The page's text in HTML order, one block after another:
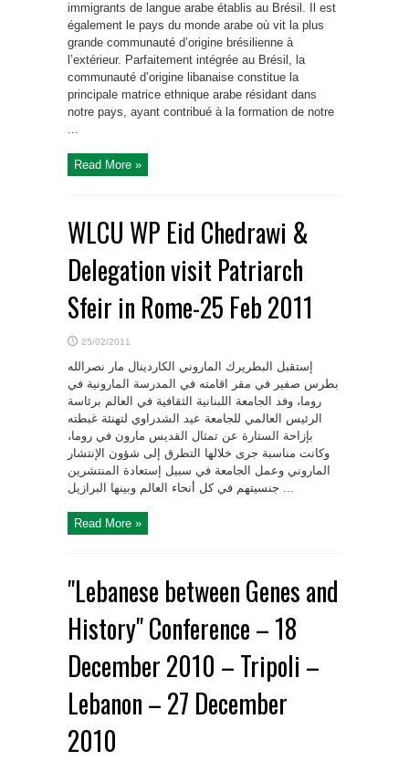
immigrants de langue arabe établis au Brésil. Il est
également le pays du monde arabe où vit la plus
grande communauté d’origine brésilienne à
l’extérieur. Parfaitement intégrée au Brésil, la
communauté d’origine libanaise constitue la
principale matrice ethnique arabe résidant dans
notre pays, ayant contribué à la formation de notre
...
Read More »
WLCU WP Eid Chedrawi &
Delegation visit Patriarch
Sfeir in Rome-25 Feb 2011
25/02/2011
إستقبل البطريرك الماروني الكاردينال مار نصرالله
بطرس صفير في مقر اقامته في المدرسة المارونية في
روما، وفد الجامعة اللبنانية الثقافية في العالم برئاسة
الرئيس العالمي للجامعة عيد الشدراوي لتهنئة غبطته
بإزاحة الستارة عن تمثال القديس مارون في روما،
وكانت مناسبة جرى خلالها التطرق إلى شؤون الإنتشار
الماروني وعمل الجامعة في سبيل إستعادة المنتشرين
جنسيتهم في كل أنحاء العالم وبينها البرازيل ...
Read More »
"Lebanese between Genes and
History" Conference – 18
December 2010 – Tripoli –
Lebanon – 27 December
2010